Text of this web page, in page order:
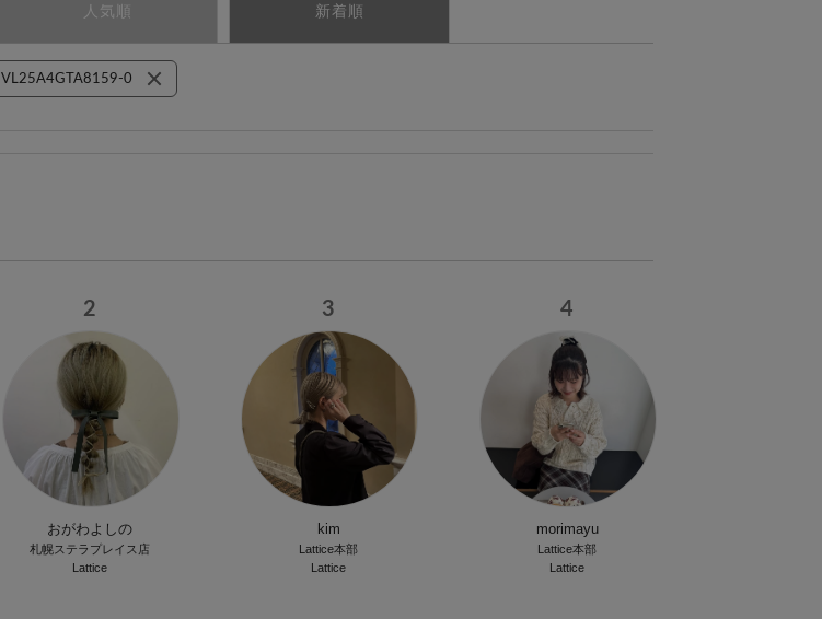
人気順 新着順
VL25A4GTA8159-0
2
おがわよしの
札幌ステラプレイス店
Lattice
3
kim
Lattice本部
Lattice
4
morimayu
Lattice本部
Lattice